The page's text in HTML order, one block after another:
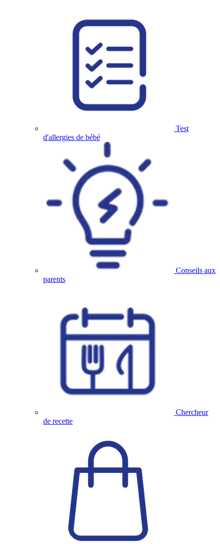
Test
d'allergies de bébé
Conseils aux
parents
Chercheur
de recette